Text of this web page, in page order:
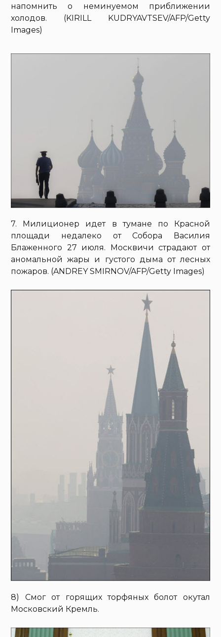
напомнить о неминуемом приближении
холодов. (KIRILL KUDRYAVTSEV/AFP/Getty
Images)
7. Милиционер идет в тумане по Красной
площади недалеко от Собора Василия
Блаженного 27 июля. Москвичи страдают от
аномальной жары и густого дыма от лесных
пожаров. (ANDREY SMIRNOV/AFP/Getty Images)
8) Смог от горящих торфяных болот окутал
Московский Кремль.